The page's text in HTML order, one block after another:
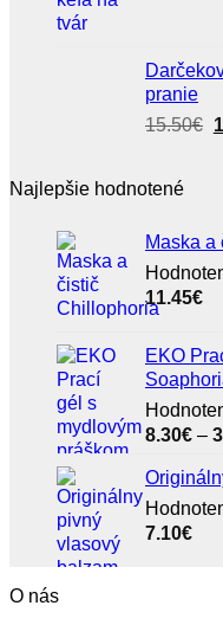
pranie
15.50€
Najlepšie hodnotené
Maska a
11.45€
EKO
8.30€ –
7.10€
O nás